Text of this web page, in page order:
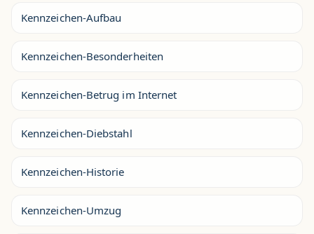
Kennzeichen-Aufbau
Kennzeichen-Besonderheiten
Kennzeichen-Betrug im Internet
Kennzeichen-Diebstahl
Kennzeichen-Historie
Kennzeichen-Umzug